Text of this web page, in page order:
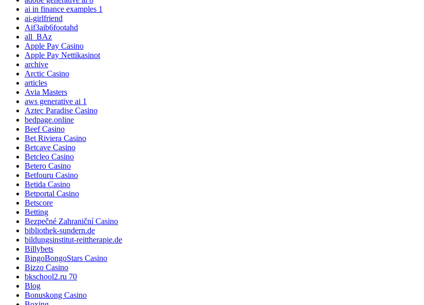
ai in finance examples 1
ai-girlfriend
Aif3aib6footahd
all_BAz
Apple Pay Casino
Apple Pay Nettikasinot
archive
Arctic Casino
articles
Avia Masters
aws generative ai 1
Aztec Paradise Casino
bedpage.online
Beef Casino
Bet Riviera Casino
Betcave Casino
Betcleo Casino
Betero Casino
Betfouru Casino
Betida Casino
Betportal Casino
Betscore
Betting
Bezpečné Zahraniční Casino
bibliothek-sundern.de
bildungsinstitut-reittherapie.de
Billybets
BingoBongoStars Casino
Bizzo Casino
bkschool2.ru 70
Blog
Bonuskong Casino